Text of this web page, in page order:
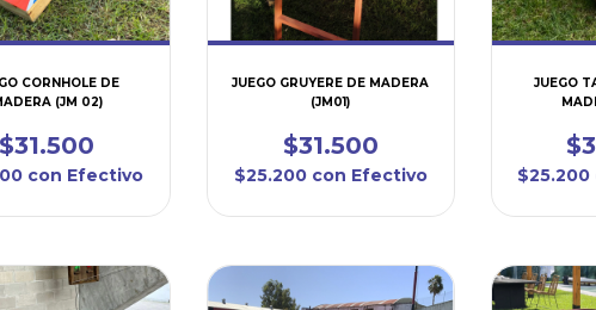
CORNHOLE DE
(JM 02)
$31.500
con Efectivo
JUEGO GRUYERE DE MADERA
(JM01)
$31.500
$25.200 con Efectivo
JUEGO
$25.200